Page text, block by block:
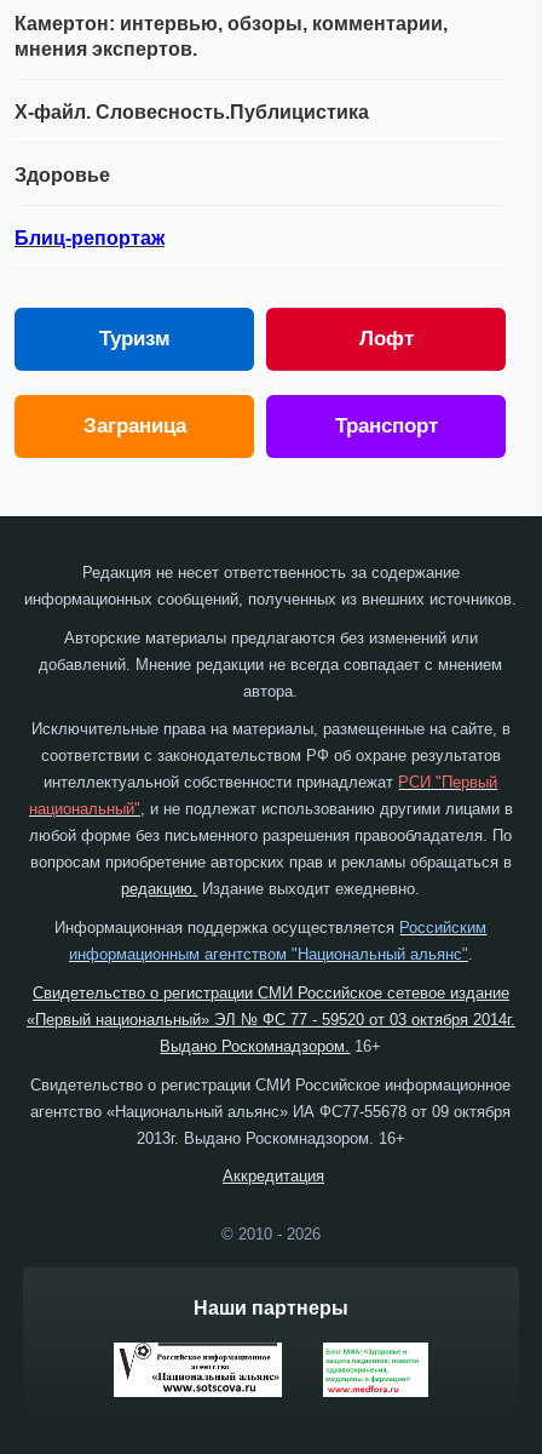
Камертон: интервью, обзоры, комментарии,
мнения экспертов.
Х-файл. Словесность.Публицистика
Здоровье
Блиц-репортаж
Туризм Лофт
Заграница Транспорт
Редакция не несет ответственность за содержание
информационных сообщений, полученных из внешних источников.
Авторские материалы предлагаются без изменений или
добавлений. Мнение редакции не всегда совпадает с мнением
автора.
Исключительные права на материалы, размещенные на сайте, в
соответствии с законодательством РФ об охране результатов
интеллектуальной собственности принадлежат РСИ "Первый
национальный", и не подлежат использованию другими лицами в
любой форме без письменного разрешения правообладателя. По
вопросам приобретение авторских прав и рекламы обращаться в
редакцию. Издание выходит ежедневно.
Информационная поддержка осуществляется Российским
информационным агентством "Национальный альянс".
Свидетельство о регистрации СМИ Российское сетевое издание
«Первый национальный» ЭЛ № ФС 77 - 59520 от 03 октября 2014г.
Выдано Роскомнадзором.
16+
Свидетельство о регистрации СМИ Российское информационное
агентство «Национальный альянс» ИА ФС77-55678 от 09 октября
2013г. Выдано Роскомнадзором. 16+
Аккредитация
© 2010 - 2026
Наши партнеры